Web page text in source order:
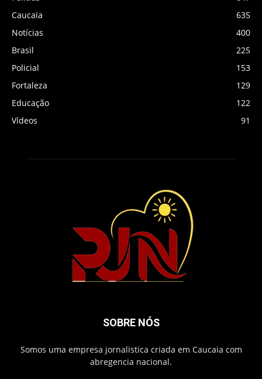
Caucaia
635
Notícias
400
Brasil
225
Policial
153
Fortaleza
129
Educação
122
Vídeos
91
SOBRE NÓS
Somos uma empresa jornalistica criada em Caucaia com
abregencia nacional.